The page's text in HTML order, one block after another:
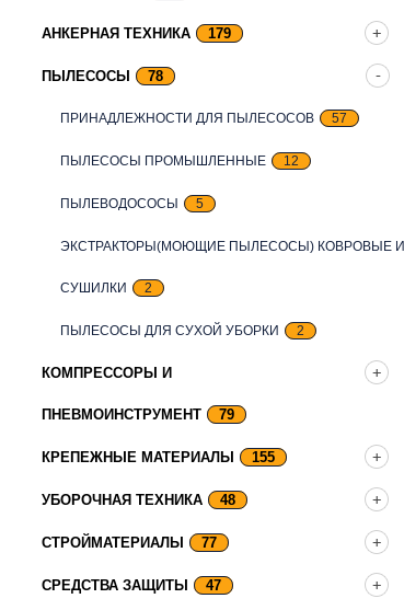
АНКЕРНАЯ ТЕХНИКА 179
ПЫЛЕСОСЫ 78
ПРИНАДЛЕЖНОСТИ ДЛЯ ПЫЛЕСОСОВ 57
ПЫЛЕСОСЫ ПРОМЫШЛЕННЫЕ 12
ПЫЛЕВОДОСОСЫ 5
ЭКСТРАКТОРЫ(МОЮЩИЕ ПЫЛЕСОСЫ) КОВРОВЫЕ И
СУШИЛКИ 2
ПЫЛЕСОСЫ ДЛЯ СУХОЙ УБОРКИ 2
КОМПРЕССОРЫ И
ПНЕВМОИНСТРУМЕНТ 79
КРЕПЕЖНЫЕ МАТЕРИАЛЫ 155
УБОРОЧНАЯ ТЕХНИКА 48
СТРОЙМАТЕРИАЛЫ 77
СРЕДСТВА ЗАЩИТЫ 47